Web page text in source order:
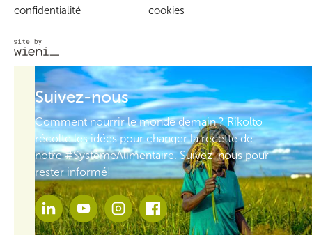
confidentialité
cookies
Suivez-nous
Comment nourrir le monde demain ? Rikolto
récolte les idées pour changer la recette de
notre #SystèmeAlimentaire. Suivez-nous pour
rester informé!